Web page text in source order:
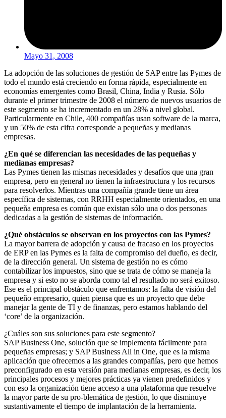
Mayo 31, 2008
La adopción de las soluciones de gestión de SAP entre las Pymes de
todo el mundo está creciendo en forma rápida, especialmente en
economías emergentes como Brasil, China, India y Rusia. Sólo
durante el primer trimestre de 2008 el número de nuevos usuarios de
este segmento se ha incrementado en un 28% a nivel global.
Particularmente en Chile, 400 compañías usan software de la marca,
y un 50% de esta cifra corresponde a pequeñas y medianas
empresas.
¿En qué se diferencian las necesidades de las pequeñas y
medianas empresas?
Las Pymes tienen las mismas necesidades y desafíos que una gran
empresa, pero en general no tienen la infraestructura y los recursos
para resolverlos. Mientras una compañía grande tiene un área
específica de sistemas, con RRHH especialmente orientados, en una
pequeña empresa es común que existan sólo una o dos personas
dedicadas a la gestión de sistemas de información.
¿Qué obstáculos se observan en los proyectos con las Pymes?
La mayor barrera de adopción y causa de fracaso en los proyectos
de ERP en las Pymes es la falta de compromiso del dueño, es decir,
de la dirección general. Un sistema de gestión no es cómo
contabilizar los impuestos, sino que se trata de cómo se maneja la
empresa y si esto no se aborda como tal el resultado no será exitoso.
Ese es el principal obstáculo que enfrentamos: la falta de visión del
pequeño empresario, quien piensa que es un proyecto que debe
manejar la gente de TI y de finanzas, pero estamos hablando del
‘core’ de la organización.
¿Cuáles son sus soluciones para este segmento?
SAP Business One, solución que se implementa fácilmente para
pequeñas empresas; y SAP Business All in One, que es la misma
aplicación que ofrecemos a las grandes compañías, pero que hemos
preconfigurado en esta versión para medianas empresas, es decir, los
principales procesos y mejores prácticas ya vienen predefinidos y
con eso la organización tiene acceso a una plataforma que resuelve
la mayor parte de su pro-blemática de gestión, lo que disminuye
sustantivamente el tiempo de implantación de la herramienta.